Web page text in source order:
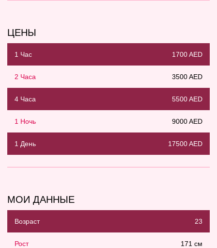
ЦЕНЫ
1 Час 1700 AED
2 Часа 3500 AED
4 Часа 5500 AED
1 Ночь 9000 AED
1 День 17500 AED
МОИ ДАННЫЕ
Возраст 23
Рост 171 см